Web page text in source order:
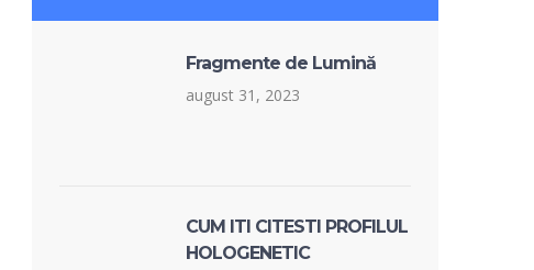
Fragmente de Lumină
august 31, 2023
CUM ITI CITESTI PROFILUL
HOLOGENETIC